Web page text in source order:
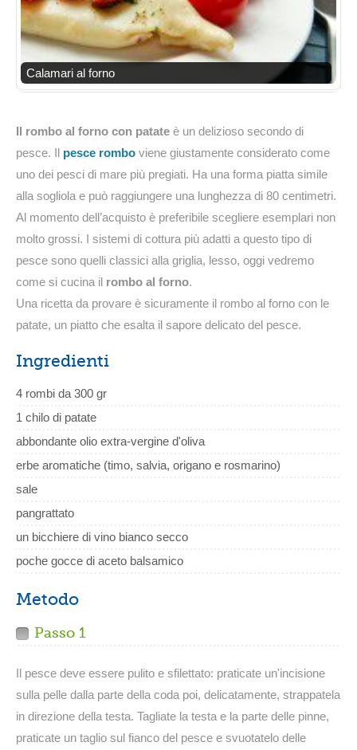
Calamari al forno
Il rombo al forno con patate è un delizioso secondo di
pesce. Il pesce rombo viene giustamente considerato come
uno dei pesci di mare più pregiati. Ha una forma piatta simile
alla sogliola e può raggiungere una lunghezza di 80 centimetri.
Al momento dell’acquisto è preferibile scegliere esemplari non
molto grossi. I sistemi di cottura più adatti a questo tipo di
pesce sono quelli classici alla griglia, lesso, oggi vedremo
come si cucina il rombo al forno.
Una ricetta da provare è sicuramente il rombo al forno con le
patate, un piatto che esalta il sapore delicato del pesce.
Ingredienti
4 rombi da 300 gr
1 chilo di patate
abbondante olio extra-vergine d'oliva
erbe aromatiche (timo, salvia, origano e rosmarino)
sale
pangrattato
un bicchiere di vino bianco secco
poche gocce di aceto balsamico
Metodo
Passo 1
Il pesce deve essere pulito e sfilettato: praticate un'incisione
sulla pelle dalla parte della coda poi, delicatamente, strappatela
in direzione della testa. Tagliate la testa e la parte delle pinne,
praticate un taglio sul fianco del pesce e svuotatelo delle